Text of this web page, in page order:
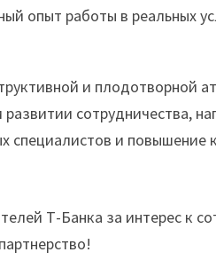
опыт работы в реальных
и плодотворной
сотрудничества,
специалистов и повышение
Т-Банка за интерес к